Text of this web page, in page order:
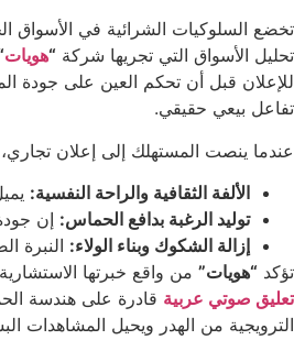
تخضع السلوكيات الشرائية في الأسواق
تحليل الأسواق التي تجريها شركة “هويات
للإعلان قبل أن تحكم العين على جودة
تفاعل بيعي حقيقي.
عندما ينصت المستهلك إلى إعلان
الألفة الثقافية والراحة النفسية:
توليد الرغبة بدافع الحماس: إن
إزالة الشكوك وبناء الولاء: النبرة
تؤكد “هويات” من واقع خبرتها
تعليق صوتي عربية قادرة على هندسة
الترويجية من الهدر ويحيل المشاهدات